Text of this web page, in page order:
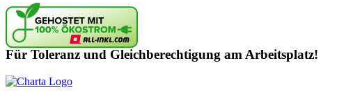
Für Toleranz und Gleichberechtigung am Arbeitsplatz!